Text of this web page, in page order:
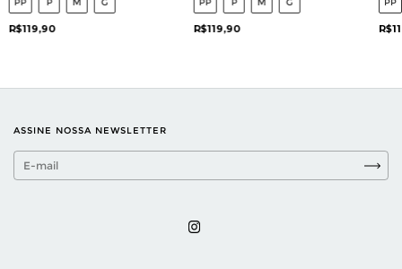
PP P M G
R$119,90
PP P M G
R$119,90
PP
ASSINE NOSSA NEWSLETTER